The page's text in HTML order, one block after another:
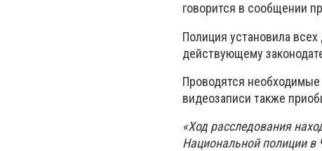
говорится в сообщении
Полиция установила
действующему
Проводятся
видеозаписи также
«Ход расследования
Национальной полиции в